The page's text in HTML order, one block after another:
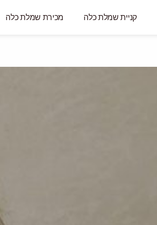
קניית שמלת כלה מכירת שמלת כלה